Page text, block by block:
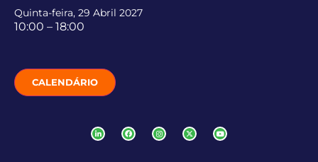
Quinta-feira, 29 Abril 2027
10:00 – 18:00
CALENDÁRIO